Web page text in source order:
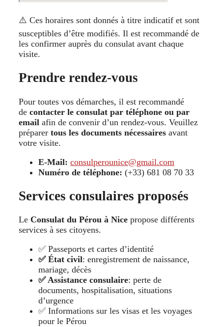
⚠️ Ces horaires sont donnés à titre indicatif et sont
susceptibles d’être modifiés. Il est recommandé de
les confirmer auprès du consulat avant chaque
visite.
Prendre rendez-vous
Pour toutes vos démarches, il est recommandé
de contacter le consulat par téléphone ou par
email afin de convenir d’un rendez-vous. Veuillez
préparer tous les documents nécessaires avant
votre visite.
E-Mail: consulperounice@gmail.com
Numéro de téléphone: (+33) 681 08 70 33
Services consulaires proposés
Le Consulat du Pérou à Nice propose différents
services à ses citoyens.
✅ Passeports et cartes d’identité
✅ État civil: enregistrement de naissance,
mariage, décès
✅ Assistance consulaire: perte de
documents, hospitalisation, situations
d’urgence
✅ Informations sur les visas et les voyages
pour le Pérou